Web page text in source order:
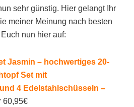
sehr günstig. Hier gelangt Ihr
meiner Meinung nach besten
Euch nun hier auf:
Jasmin – hochwertiges 20-
Set mit
4 Edelstahlschüsseln –
60,95€